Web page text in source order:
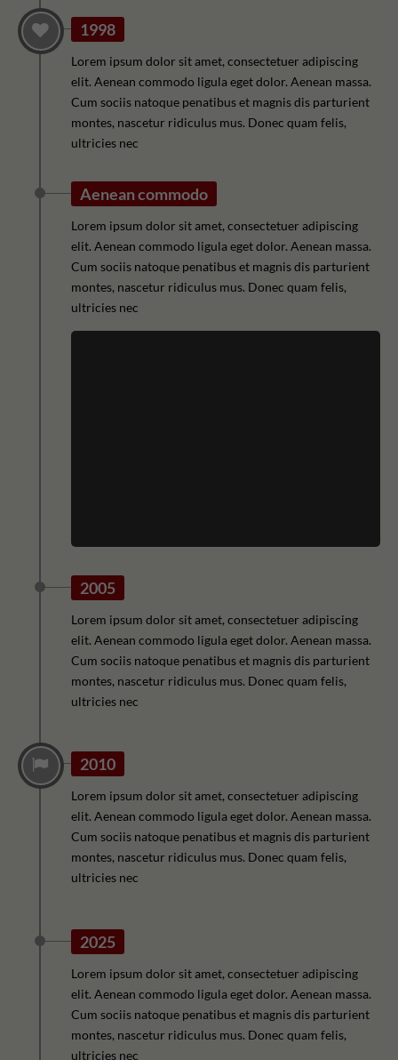
1998
Lorem ipsum dolor sit amet, consectetuer adipiscing
elit. Aenean commodo ligula eget dolor. Aenean massa.
Cum sociis natoque penatibus et magnis dis parturient
montes, nascetur ridiculus mus. Donec quam felis,
ultricies nec
Aenean commodo
Lorem ipsum dolor sit amet, consectetuer adipiscing
elit. Aenean commodo ligula eget dolor. Aenean massa.
Cum sociis natoque penatibus et magnis dis parturient
montes, nascetur ridiculus mus. Donec quam felis,
ultricies nec
2005
Lorem ipsum dolor sit amet, consectetuer adipiscing
elit. Aenean commodo ligula eget dolor. Aenean massa.
Cum sociis natoque penatibus et magnis dis parturient
montes, nascetur ridiculus mus. Donec quam felis,
ultricies nec
2010
Lorem ipsum dolor sit amet, consectetuer adipiscing
elit. Aenean commodo ligula eget dolor. Aenean massa.
Cum sociis natoque penatibus et magnis dis parturient
montes, nascetur ridiculus mus. Donec quam felis,
ultricies nec
2025
Lorem ipsum dolor sit amet, consectetuer adipiscing
elit. Aenean commodo ligula eget dolor. Aenean massa.
Cum sociis natoque penatibus et magnis dis parturient
montes, nascetur ridiculus mus. Donec quam felis,
ultricies nec